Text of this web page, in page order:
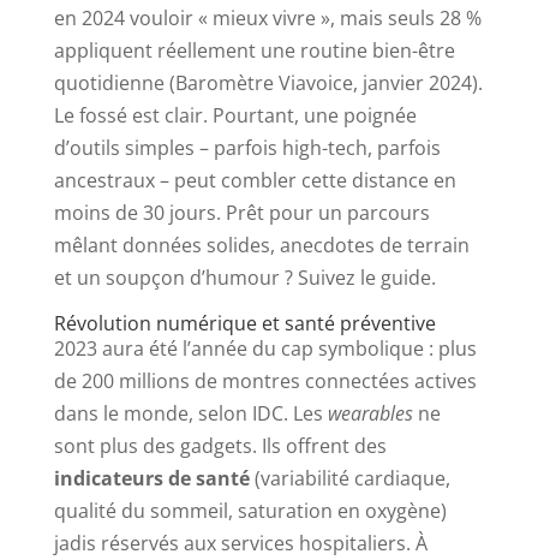
en 2024 vouloir « mieux vivre », mais seuls 28 %
appliquent réellement une routine bien-être
quotidienne (Baromètre Viavoice, janvier 2024).
Le fossé est clair. Pourtant, une poignée
d’outils simples – parfois high-tech, parfois
ancestraux – peut combler cette distance en
moins de 30 jours. Prêt pour un parcours
mêlant données solides, anecdotes de terrain
et un soupçon d’humour ? Suivez le guide.
Révolution numérique et santé préventive
2023 aura été l’année du cap symbolique : plus
de 200 millions de montres connectées actives
dans le monde, selon IDC. Les wearablesne
sont plus des gadgets. Ils offrent des
indicateurs de santé(variabilité cardiaque,
qualité du sommeil, saturation en oxygène)
jadis réservés aux services hospitaliers. À